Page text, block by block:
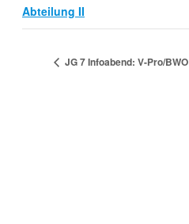
Abteilung II
JG 7 Infoabend: V-Pro/BWO